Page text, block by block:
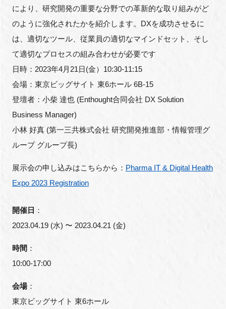
により、研究開発の重要な分野での革新的な取り組みがど
のように強化されたかを紹介します。DXを成功させるに
は、適切なツール、従業員の適切なマインドセット、そし
て適切なプロセスの組み合わせが必要です
日時：2023年4月21日(金）10:30-11:15
会場：東京ビッグサイト 東6ホール 6B-15
登壇者：小柴 達也 (Enthought合同会社 DX Solution
Business Manager)
小林 好真 (第一三共株式会社 研究開発推進部・情報管理グ
ループ グループ長)
展示会の申し込みはこちらから： Pharma IT & Digital Health
Expo 2023 Registration
開催日 ：
2023.04.19 (水) 〜 2023.04.21 (金)
時間 ：
10:00-17:00
会場：
東京ビッグサイト 東6ホール